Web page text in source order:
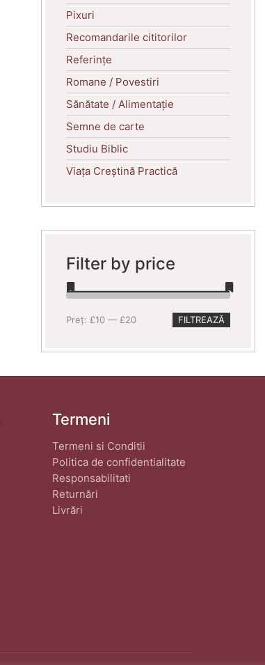
Pixuri
Recomandarile cititorilor
Referințe
Romane / Povestiri
Sănătate / Alimentație
Semne de carte
Studiu Biblic
Viața Creștină Practică
Filter by price
Preț
Preț
FILTREAZĂ
Preț: £10 — £20
Termeni
Termeni si Conditii
Politica de confidentialitate
Responsabilitati
Returnări
Livrări